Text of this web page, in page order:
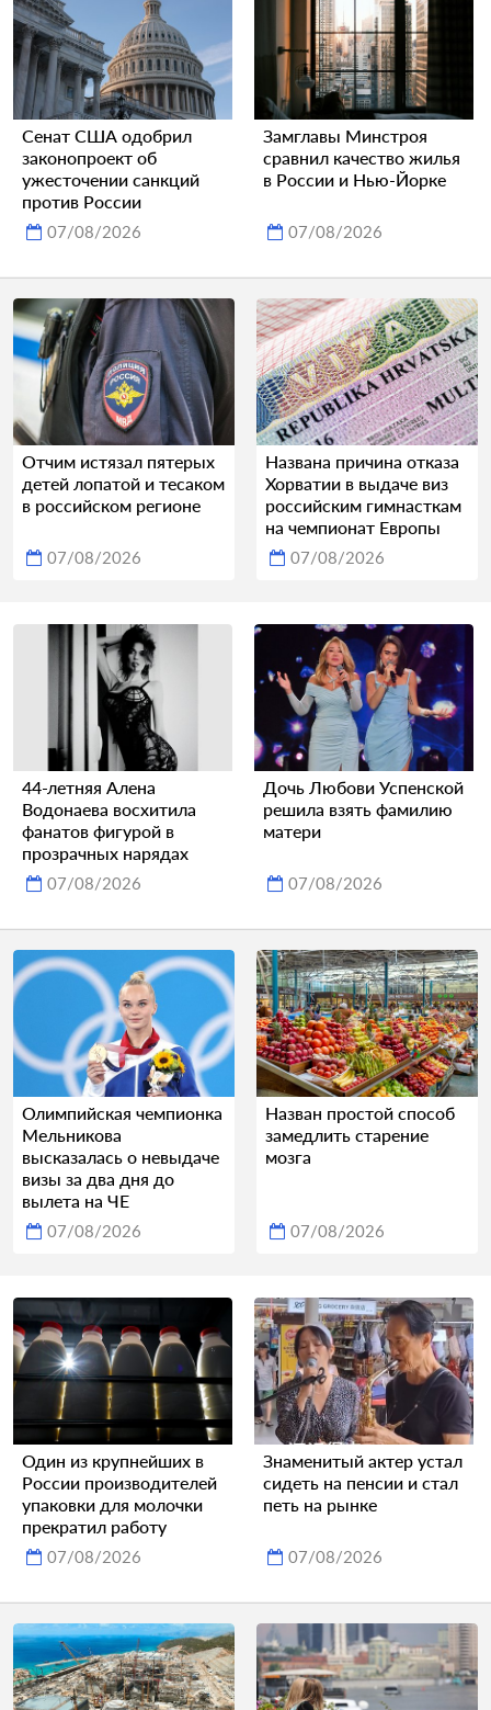
Сенат США одобрил
законопроект об
ужесточении санкций
против России
07/08/2026
Замглавы Минстроя
сравнил качество жилья
в России и Нью-Йорке
07/08/2026
Отчим истязал пятерых
детей лопатой и тесаком
в российском регионе
07/08/2026
Названа причина отказа
Хорватии в выдаче виз
российским гимнасткам
на чемпионат Европы
07/08/2026
44-летняя Алена
Водонаева восхитила
фанатов фигурой в
прозрачных нарядах
07/08/2026
Дочь Любови Успенской
решила взять фамилию
матери
07/08/2026
Олимпийская чемпионка
Мельникова
высказалась о невыдаче
визы за два дня до
вылета на ЧЕ
07/08/2026
Назван простой способ
замедлить старение
мозга
07/08/2026
Один из крупнейших в
России производителей
упаковки для молочки
прекратил работу
07/08/2026
Знаменитый актер устал
сидеть на пенсии и стал
петь на рынке
07/08/2026